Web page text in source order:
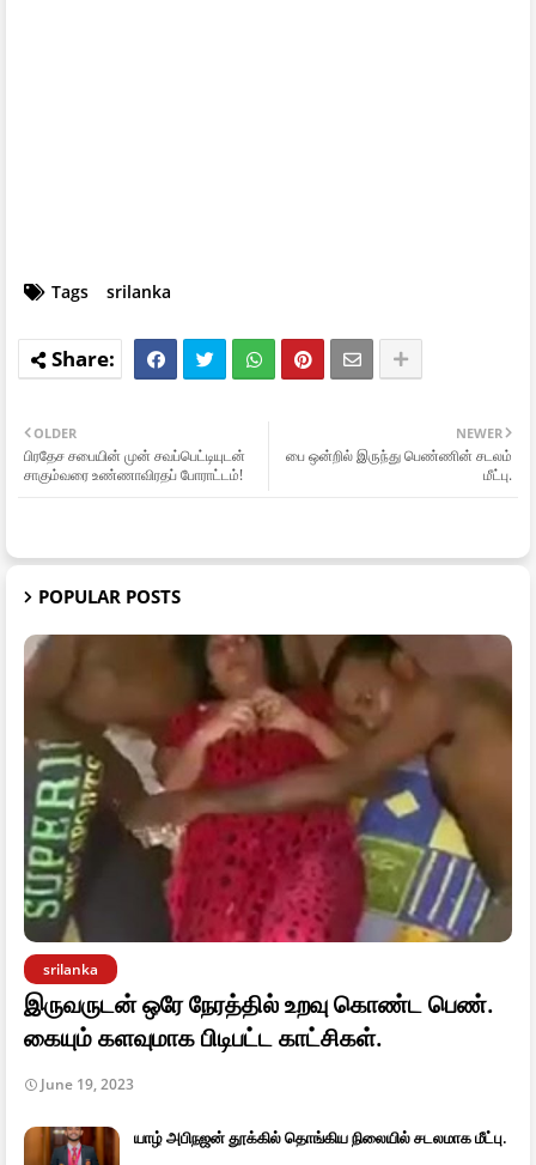
Tags srilanka
NEWER
பை ஒன்றில் இருந்து பெண்ணின் சடலம்
மீட்பு.
OLDER
பிரதேச சபையின் முன் சவப்பெட்டியுடன்
சாகும்வரை உண்ணாவிரதப் போராட்டம்!
POPULAR POSTS
srilanka
இருவருடன் ஒரே நேரத்தில் உறவு கொண்ட பெண்.
கையும் களவுமாக பிடிபட்ட காட்சிகள்.
June 19, 2023
யாழ் அபிநஜன் தூக்கில் தொங்கிய நிலையில் சடலமாக மீட்பு.